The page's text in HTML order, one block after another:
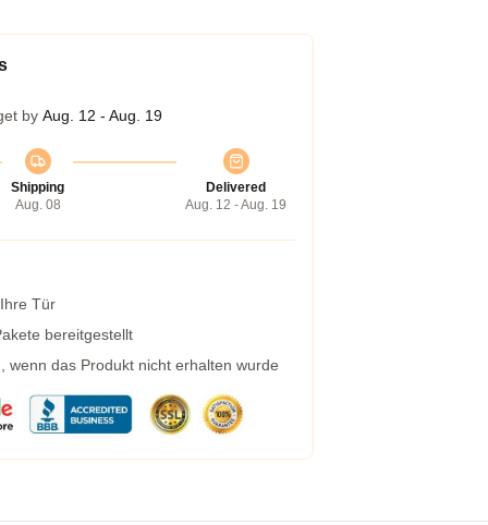
by Aug. 12 - Aug. 19
Shipping
Aug. 08
Delivered
Aug. 12 - Aug. 19
Tür
bereitgestellt
wenn das Produkt nicht erhalten wurde